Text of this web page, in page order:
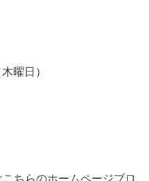
曜日）
ちらのホームページブロ